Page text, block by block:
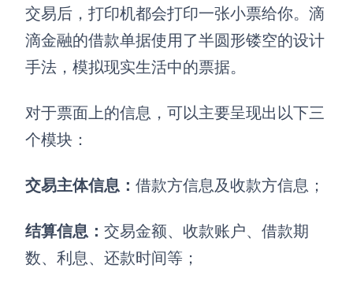
交易后，打印机都会打印一张小票给你。滴
滴金融的借款单据使用了半圆形镂空的设计
手法，模拟现实生活中的票据。
对于票面上的信息，可以主要呈现出以下三
个模块：
交易主体信息： 借款方信息及收款方信息；
结算信息： 交易金额、收款账户、借款期
数、利息、还款时间等；